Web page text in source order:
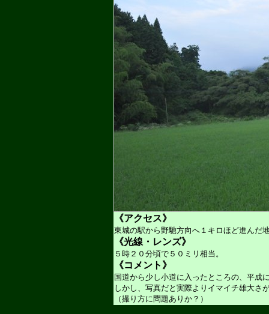
《アクセス》
東城の駅から野馳方向へ１キロほど進んだ
《光線・レンズ》
５時２０分頃で５０ミリ相当。
《コメント》
国道から少し小道に入ったところの、平成
しかし、写真だと実際よりイマイチ雄大さ
（撮り方に問題ありか？）